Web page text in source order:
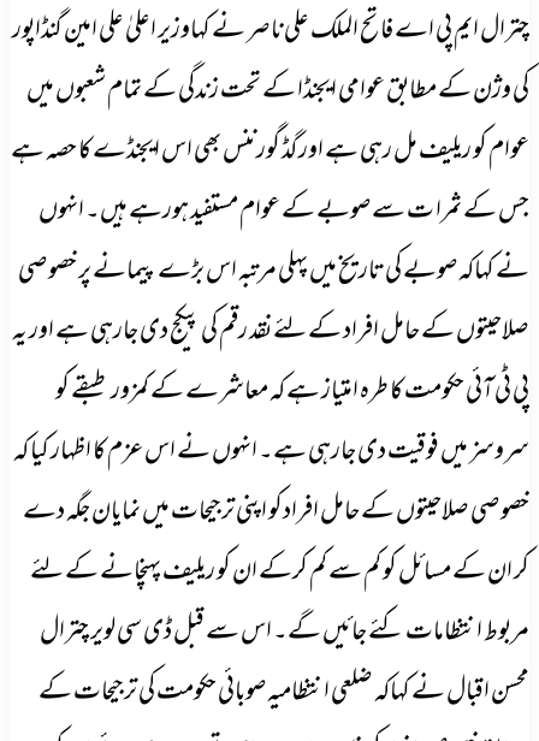
چترال ایم پی اے فاتح الملک علی ناصر نے کہاوزیر اعلیٰ علی امین گنڈاپور
کی وژن کے مطابق عوامی ایجنڈا کے تحت زندگی کے تمام شعبوں میں
عوام کو ریلیف مل رہی ہے اور گڈ گورننس بھی اس ایجنڈے کا حصہ ہے
جس کے ثمرا ت سے صوبے کے عوام مستفید ہورہے ہیں۔ انہوں
نے کہاکہ صوبے کی تاریخ میں پہلی مرتبہ اس بڑے پیمانے پر خصوصی
صلاحیتوں کے حامل افراد کے لئے نقد رقم کی پیکج دی جارہی ہے اور یہ
پی ٹی آئی حکومت کا طرہ امتیاز ہے کہ معاشرے کے کمزور طبقے کو
سروسز میں فوقیت دی جارہی ہے۔ انہوں نے اس عزم کا اظہار کیا کہ
خصوصی صلاحیتوں کے حامل افرادکو اپنی ترجیحات میں نمایان جگہ دے
کر ان کے مسائل کو کم سے کم کرکے ان کو ریلیف پہنچانے کے لئے
مربوط انتظامات کئے جائیں گے۔ اس سے قبل ڈی سی لویر چترال
محسن اقبال نے کہاکہ ضلعی انتظامیہ صوبائی حکومت کی ترجیحات کے